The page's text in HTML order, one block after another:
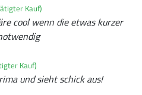
Kauf)
cool wenn die etwas kurzer
Kauf)
und sieht schick aus!